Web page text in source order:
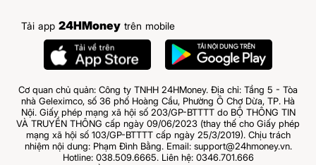
Tải app 24HMoney trên mobile
Cơ quan chủ quản: Công ty TNHH 24HMoney. Địa chỉ: Tầng 5 - Tòa
nhà Geleximco, số 36 phố Hoàng Cầu, Phường Ô Chợ Dừa, TP. Hà
Nội. Giấy phép mạng xã hội số 203/GP-BTTTT do BỘ THÔNG TIN
VÀ TRUYỀN THÔNG cấp ngày 09/06/2023 (thay thế cho Giấy phép
mạng xã hội số 103/GP-BTTTT cấp ngày 25/3/2019). Chịu trách
nhiệm nội dung: Phạm Đình Bằng. Email: support@24hmoney.vn.
Hotline: 038.509.6665. Liên hệ: 0346.701.666